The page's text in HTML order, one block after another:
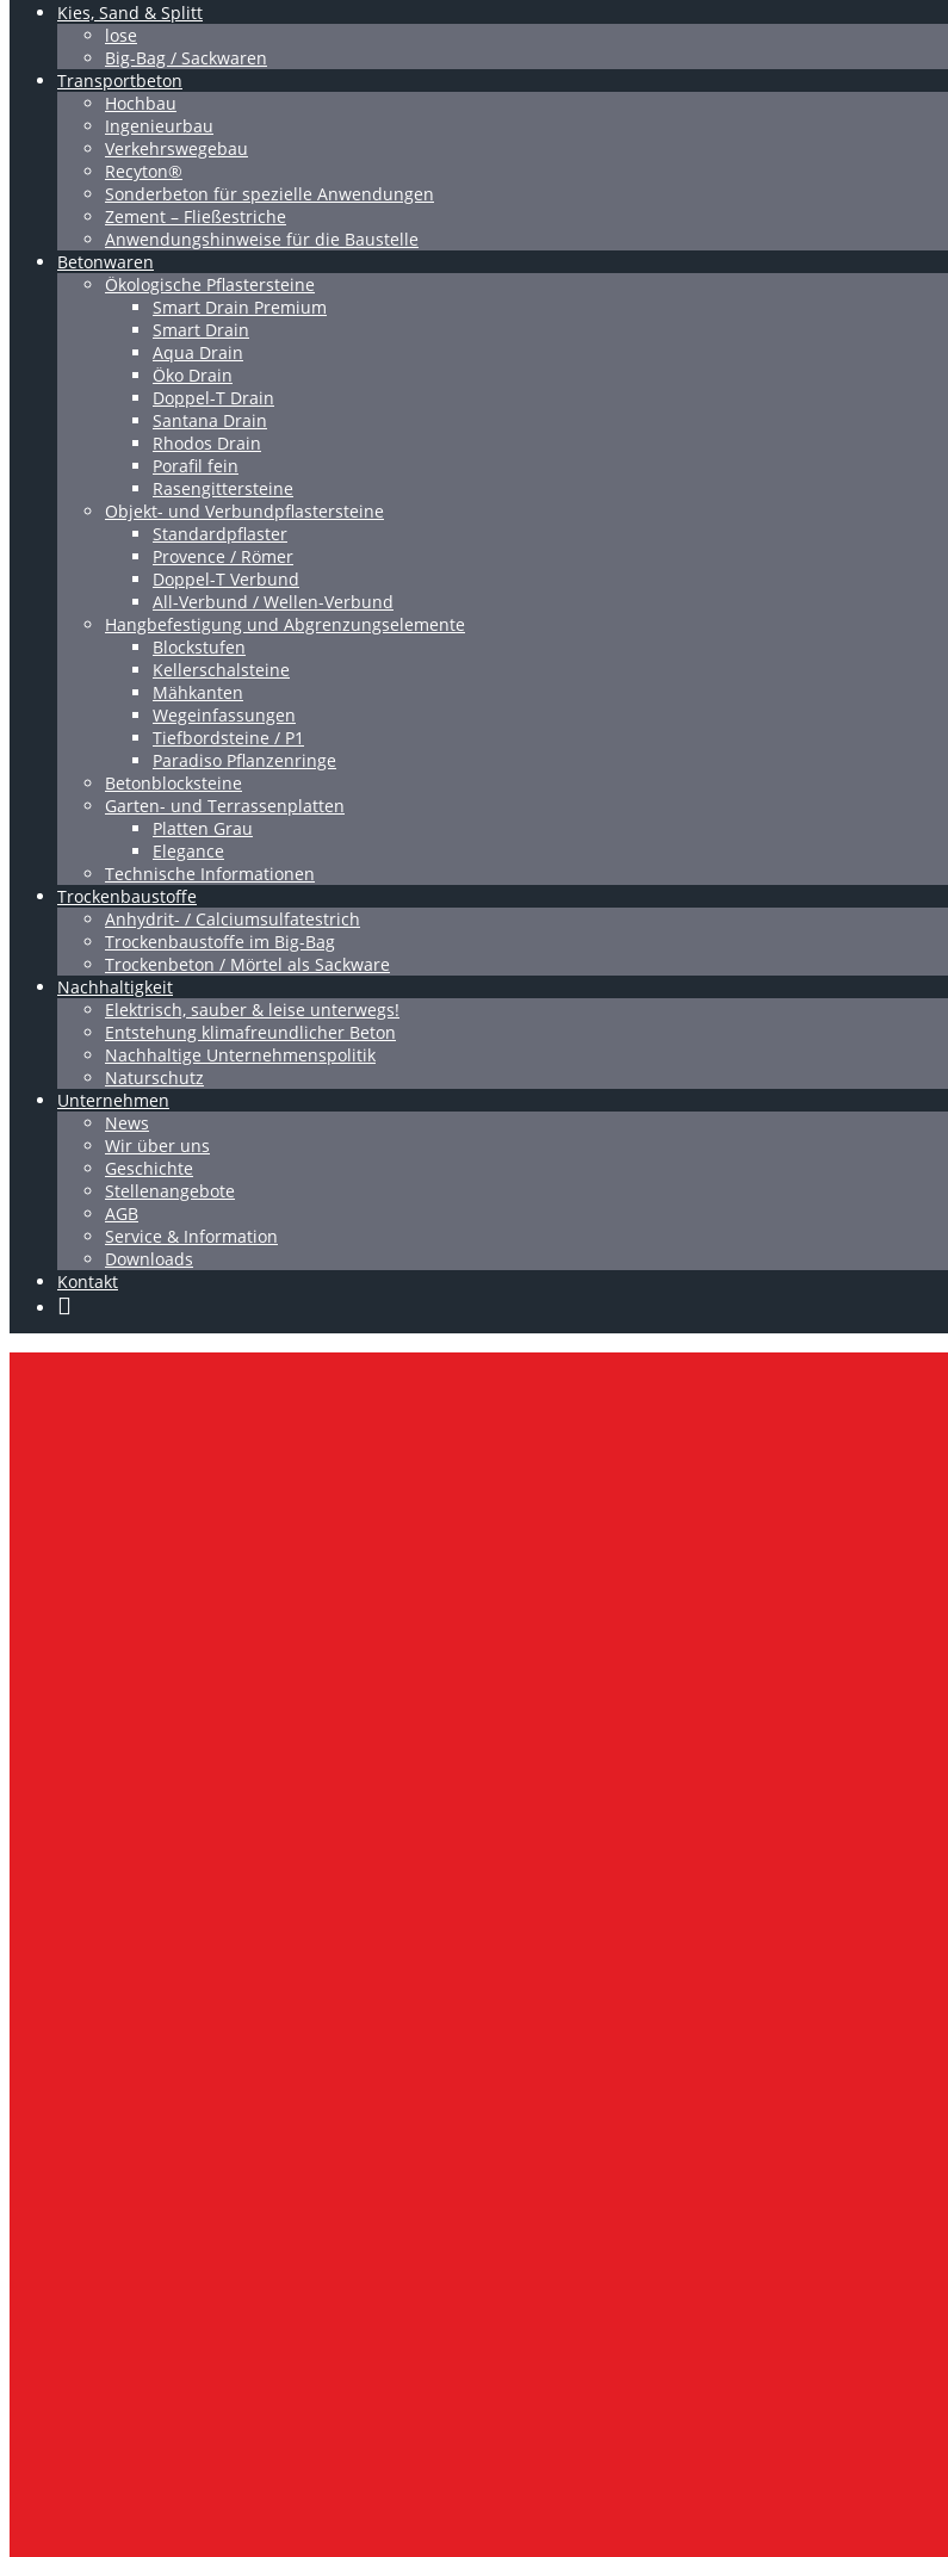
Kies, Sand & Splitt
lose
Big-Bag / Sackwaren
Transportbeton
Hochbau
Ingenieurbau
Verkehrswegebau
Recyton®
Sonderbeton für spezielle Anwendungen
Zement – Fließestriche
Anwendungshinweise für die Baustelle
Betonwaren
Ökologische Pflastersteine
Smart Drain Premium
Smart Drain
Aqua Drain
Öko Drain
Doppel-T Drain
Santana Drain
Rhodos Drain
Porafil fein
Rasengittersteine
Objekt- und Verbundpflastersteine
Standardpflaster
Provence / Römer
Doppel-T Verbund
All-Verbund / Wellen-Verbund
Hangbefestigung und Abgrenzungselemente
Blockstufen
Kellerschalsteine
Mähkanten
Wegeinfassungen
Tiefbordsteine / P1
Paradiso Pflanzenringe
Betonblocksteine
Garten- und Terrassenplatten
Platten Grau
Elegance
Technische Informationen
Trockenbaustoffe
Anhydrit- / Calciumsulfatestrich
Trockenbaustoffe im Big-Bag
Trockenbeton / Mörtel als Sackware
Nachhaltigkeit
Elektrisch, sauber & leise unterwegs!
Entstehung klimafreundlicher Beton
Nachhaltige Unternehmenspolitik
Naturschutz
Unternehmen
News
Wir über uns
Geschichte
Stellenangebote
AGB
Service & Information
Downloads
Kontakt